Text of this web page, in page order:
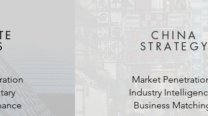
CHINA
STRATEGY
Market
Industry
Business